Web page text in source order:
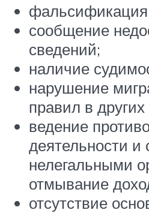
фальсификация
сообщение
сведений;
наличие
нарушение
правил в других
ведение
деятельности и
нелегальными
отмывание
отсутствие